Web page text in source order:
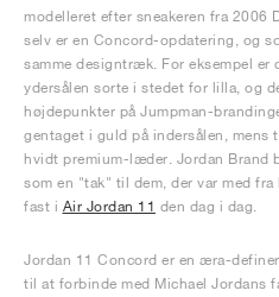
modelleret efter sneakeren fra 2006
selv er en Concord-opdatering, og
samme designtræk. For eksempel er
ydersålen sorte i stedet for lilla, og
højdepunkter på Jumpman-
gentaget i guld på indersålen, mens
hvidt premium-læder. Jordan Brand
som en "tak" til dem, der var med
fast i Air Jordan 11 den dag i dag.
Jordan 11 Concord er en æra-
til at forbinde med Michael Jordans